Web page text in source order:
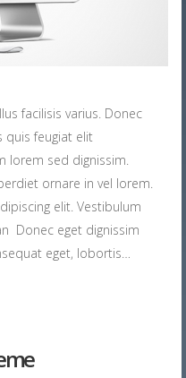
facilisis varius. Donec
quis feugiat elit
lorem sed dignissim.
ornare in vel lorem.
elit. Vestibulum
Donec eget dignissim
eget, lobortis…